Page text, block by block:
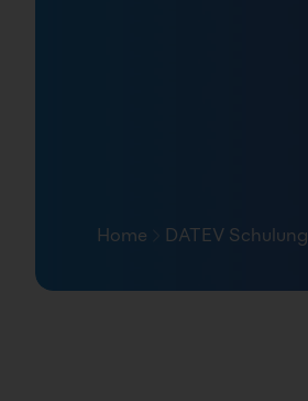
Pfad-Navigation
Home DATEV Schulung